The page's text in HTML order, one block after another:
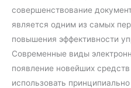
совершенствование
является одним из самых
повышения эффективности
Современные виды
появление новейших
использовать